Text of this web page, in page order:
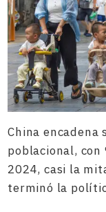
China encadena
poblacional,
2024, casi la
terminó la